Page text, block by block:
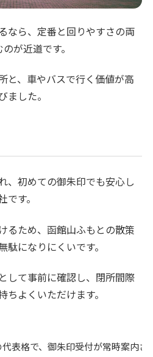
なら、定番と回りやすさの両
が近道です。
と、車やバスで行く価値が高
ました。
、初めての御朱印でも安心し
す。
るため、函館山ふもとの散策
駄になりにくいです。
して事前に確認し、閉所間際
よくいただけます。
表格で、御朱印受付が常時案内さ